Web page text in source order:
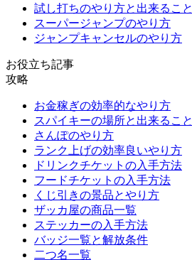
試し打ちのやり方と出来ること
スーパージャンプのやり方
ジャンプキャンセルのやり方
お役立ち記事
攻略
お金稼ぎの効率的なやり方
スパイキーの場所と出来ること
さんぽのやり方
ランク上げの効率良いやり方
ドリンクチケットの入手方法
フードチケットの入手方法
くじ引きの景品とやり方
ザッカ屋の商品一覧
ステッカーの入手方法
バッジ一覧と解放条件
二つ名一覧